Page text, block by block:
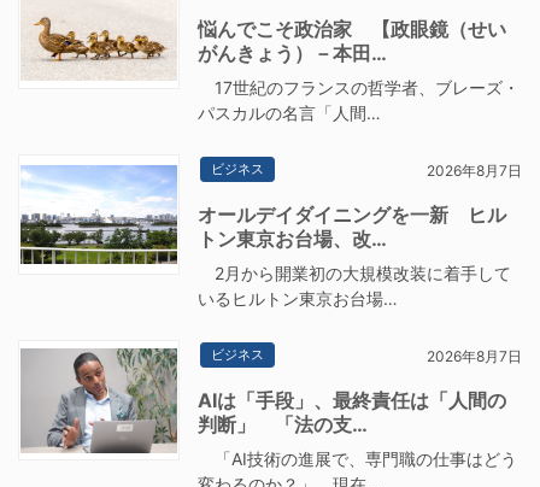
悩んでこそ政治家 【政眼鏡（せい
がんきょう）－本田…
17世紀のフランスの哲学者、ブレーズ・
パスカルの名言「人間…
ビジネス 2026年8月7日
オールデイダイニングを一新 ヒル
トン東京お台場、改…
2月から開業初の大規模改装に着手して
いるヒルトン東京お台場…
ビジネス 2026年8月7日
AIは「手段」、最終責任は「人間の
判断」 「法の支…
「AI技術の進展で、専門職の仕事はどう